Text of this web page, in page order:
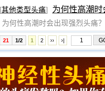
[其他类型头痛] 为何性高潮
为何性高潮时会出现强烈头痛？
21 1/2 1 2 ›› ›|